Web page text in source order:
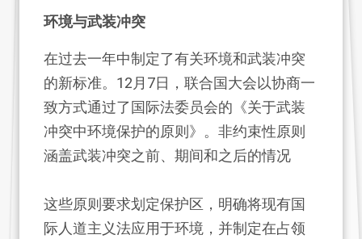
环境与武装冲突
在过去一年中制定了有关环境和武装冲突
的新标准。12月7日，联合国大会以协商一
致方式通过了国际法委员会的《关于武装
冲突中环境保护的原则》。非约束性原则
涵盖武装冲突之前、期间和之后的情况
这些原则要求划定保护区，明确将现有国
际人道主义法应用于环境，并制定在占领